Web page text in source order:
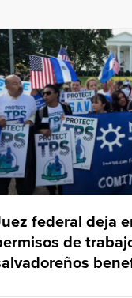
federal deja
de